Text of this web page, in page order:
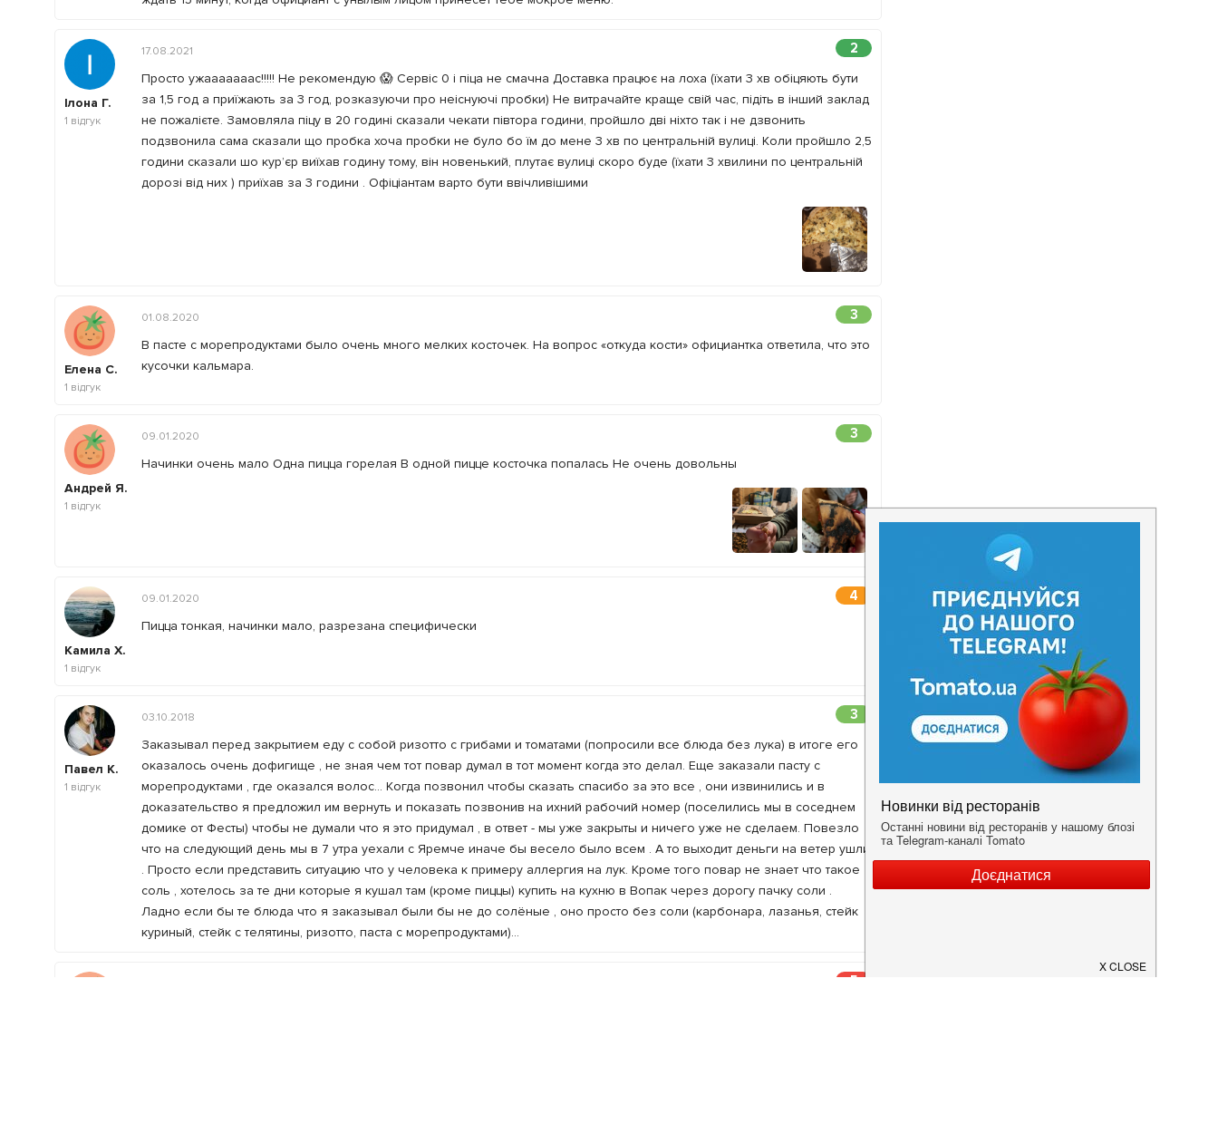
Ілона Г.
1 відгук
2
17.08.2021
Просто ужааааааас!!!!! Не рекомендую 😱 Сервіс 0 і піца не смачна Доставка працює на лоха (їхати 3 хв обіцяють бути
за 1,5 год а приїжають за 3 год, розказуючи про неіснуючі пробки) Не витрачайте краще свій час, підіть в інший заклад
не пожалієте. Замовляла піцу в 20 годині сказали чекати півтора години, пройшло дві ніхто так і не дзвонить
подзвонила сама сказали що пробка хоча пробки не було бо їм до мене 3 хв по центральній вулиці. Коли пройшло 2,5
години сказали шо кур’єр виїхав годину тому, він новенький, плутає вулиці скоро буде (їхати 3 хвилини по центральній
дорозі від них ) приїхав за 3 години . Офіціантам варто бути ввічливішими
Елена С.
1 відгук
3
01.08.2020
В пасте с морепродуктами было очень много мелких косточек. На вопрос «откуда кости» официантка ответила, что это
кусочки кальмара.
Андрей Я.
1 відгук
3
09.01.2020
Начинки очень мало Одна пицца горелая В одной пицце косточка попалась Не очень довольны
Камила Х.
1 відгук
4
09.01.2020
Пицца тонкая, начинки мало, разрезана специфически
Павел К.
1 відгук
3
03.10.2018
Заказывал перед закрытием еду с собой ризотто с грибами и томатами (попросили все блюда без лука) в итоге его
оказалось очень дофигище , не зная чем тот повар думал в тот момент когда это делал. Еще заказали пасту с
морепродуктами , где оказался волос... Когда позвонил чтобы сказать спасибо за это все , они извинились и в
доказательство я предложил им вернуть и показать позвонив на ихний рабочий номер (поселились мы в соседнем
домике от Фесты) чтобы не думали что я это придумал , в ответ - мы уже закрыты и ничего уже не сделаем. Повезло
что на следующий день мы в 7 утра уехали с Яремче иначе бы весело было всем . А то выходит деньги на ветер ушли
. Просто если представить ситуацию что у человека к примеру аллергия на лук. Кроме того повар не знает что такое
соль , хотелось за те дни которые я кушал там (кроме пиццы) купить на кухню в Вопак через дорогу пачку соли .
Ладно если бы те блюда что я заказывал были бы не до солёные , оно просто без соли (карбонара, лазанья, стейк
куриный, стейк с телятины, ризотто, паста с морепродуктами)...
5